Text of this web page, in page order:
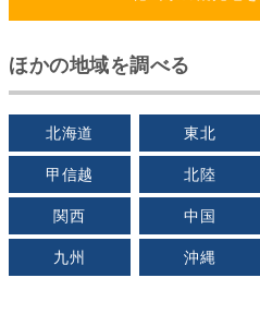
ほかの地域を調べる
北海道 東北
甲信越 北陸
関西 中国
九州 沖縄